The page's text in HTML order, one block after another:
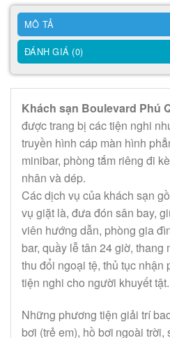
MÔ TẢ
ĐÁNH GIÁ (0)
Khách sạn Boulevard Phú
được trang bị các tiện nghi
truyền hình cáp màn hình
minibar, phòng tắm riêng đi
nhân và dép.
Các dịch vụ của khách sạn
vụ giặt là, đưa đón sân bay,
viên hướng dẫn, phòng gia
bar, quầy lễ tân 24 giờ, thang
thu đổi ngoại tệ, thủ tục nhận
tiện nghi cho người khuyết tật.
Những phương tiện giải trí
bơi (trẻ em), hồ bơi ngoài trời,